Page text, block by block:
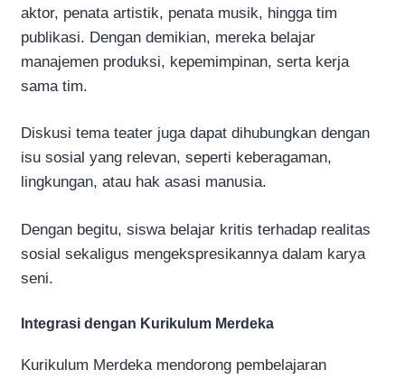
aktor, penata artistik, penata musik, hingga tim
publikasi. Dengan demikian, mereka belajar
manajemen produksi, kepemimpinan, serta kerja
sama tim.
Diskusi tema teater juga dapat dihubungkan dengan
isu sosial yang relevan, seperti keberagaman,
lingkungan, atau hak asasi manusia.
Dengan begitu, siswa belajar kritis terhadap realitas
sosial sekaligus mengekspresikannya dalam karya
seni.
Integrasi dengan Kurikulum Merdeka
Kurikulum Merdeka mendorong pembelajaran